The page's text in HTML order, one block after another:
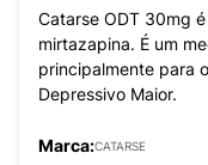
Catarse ODT 30mg
mirtazapina. É um
principalmente para
Depressivo Maior.
Marca:CATARSE